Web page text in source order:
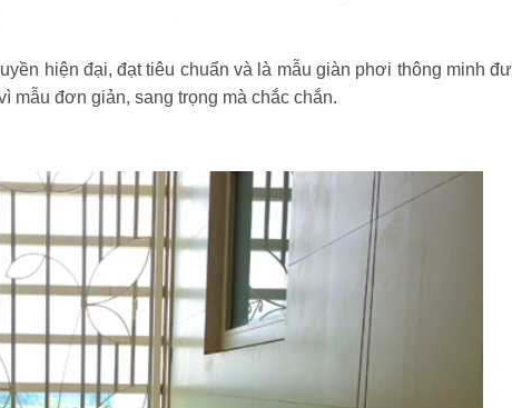
hiện đại, đạt tiêu chuẩn và là mẫu giàn phơi thông minh
mẫu đơn giản, sang trọng mà chắc chắn.